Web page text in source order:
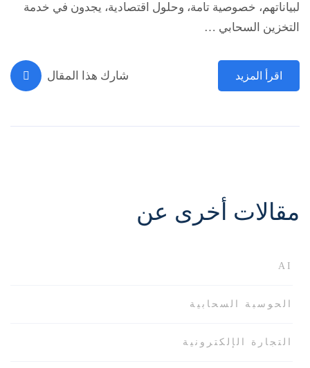
لبياناتهم، خصوصية تامة، وحلول اقتصادية، يجدون في خدمة
التخزين السحابي …
اقرأ المزيد شارك هذا المقال
مقالات أخرى عن
AI
الحوسبة السحابية
التجارة الإلكترونية